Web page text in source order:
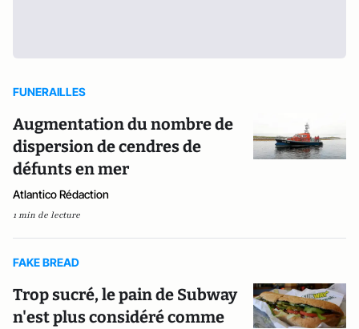
FUNERAILLES
Augmentation du nombre de
dispersion de cendres de
défunts en mer
Atlantico Rédaction
1 min de lecture
FAKE BREAD
Trop sucré, le pain de Subway
n'est plus considéré comme